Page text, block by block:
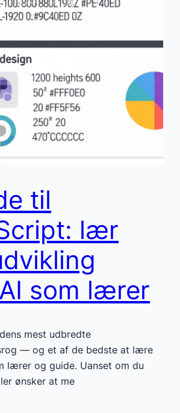
til
lær
som lærer
mest udbredte
— og et af de bedste at lære
lærer og guide. Uanset om du
ønsker at me